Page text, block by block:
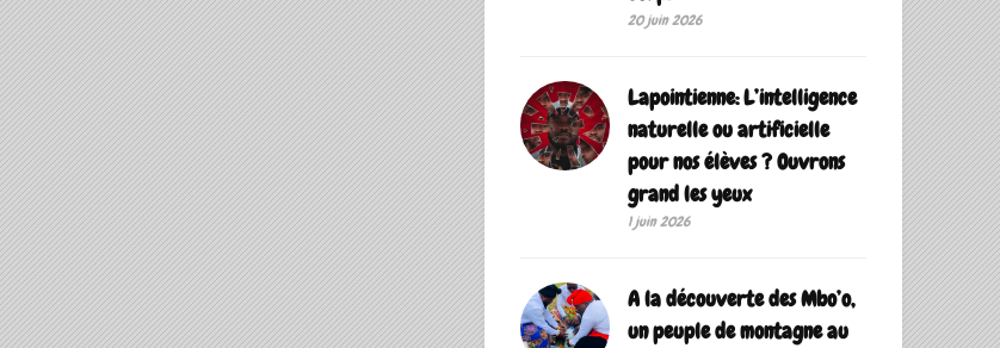
20 juin 2026
Lapointienne: L’intelligence
naturelle ou artificielle
pour nos élèves ? Ouvrons
grand les yeux
1 juin 2026
A la découverte des Mbo’o,
un peuple de montagne au